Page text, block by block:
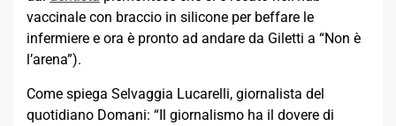
vaccinale con braccio in silicone per beffare le
infermiere e ora è pronto ad andare da Giletti a “Non è
l’arena”).
Come spiega Selvaggia Lucarelli, giornalista del
quotidiano Domani: “Il giornalismo ha il dovere di